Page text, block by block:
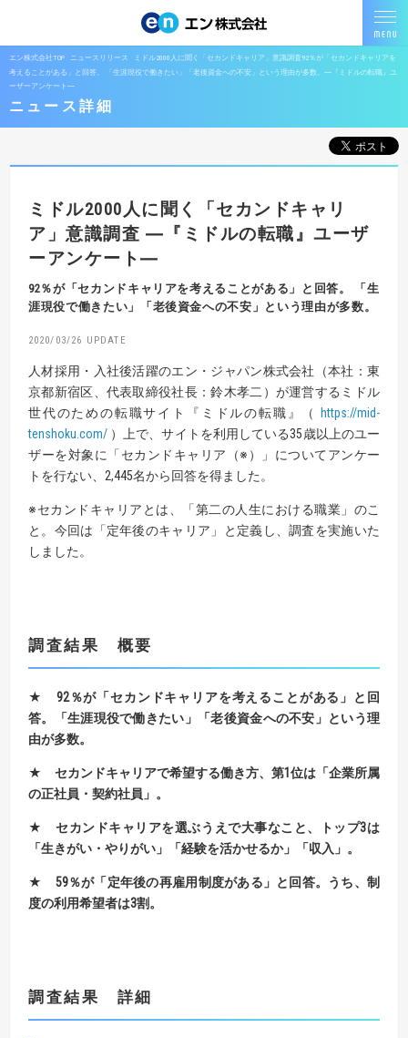
エン株式会社TOP ニュースリリース
ミドル2000人に聞く「セカンドキャリア」意識調査92％が「セカンドキャリアを
考えることがある」と回答。 「生涯現役で働きたい」「老後資金への不安」という理由が多数。―『ミドルの転職』ユ
ーザーアンケート―
ニュース詳細
ミドル2000人に聞く「セカンドキャリ
ア」意識調査 ―『ミドルの転職』ユーザ
ーアンケート―
92％が「セカンドキャリアを考えることがある」と回答。
「生
涯現役で働きたい」「老後資金への不安」という理由が多数。
2020/03/26
人材採用・入社後活躍のエン・ジャパン株式会社（本社：東
京都新宿区、代表取締役社長：鈴木孝二）が運営するミドル
世代のための転職サイト『ミドルの転職』（
https://mid-
tenshoku.com/ ）上で、サイトを利用している35歳以上のユー
ザーを対象に「セカンドキャリア（※）」についてアンケー
トを行ない、2,445名から回答を得ました。
※セカンドキャリアとは、「第二の人生における職業」のこ
と。今回は「定年後のキャリア」と定義し、調査を実施いた
しました。
調査結果 概要
★ 92％が「セカンドキャリアを考えることがある」と回
答。「生涯現役で働きたい」「老後資金への不安」という理
由が多数。
★ セカンドキャリアで希望する働き方、第1位は「企業所属
の正社員・契約社員」。
★セカンドキャリアを選ぶうえで大事なこと、トップ3は
「生きがい・やりがい」「経験を活かせるか」「収入」。
★ 59％が「定年後の再雇用制度がある」と回答。うち、制
度の利用希望者は3割。
調査結果 詳細